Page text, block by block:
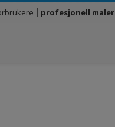
profesjonell maler